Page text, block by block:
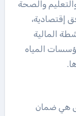
والصحة
إقتصادية،
المالية
المياه
هي ضمان